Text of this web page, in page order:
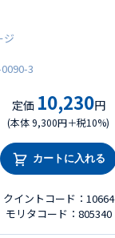
ジ
3
定価 10,230円
(本体 9,300円＋税10%)
カートに入れる
クイントコード：10664
モリタコード：805340